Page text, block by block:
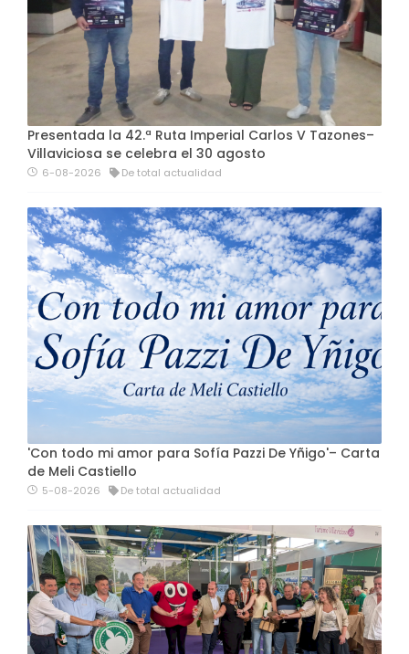
Presentada la 42.ª Ruta Imperial Carlos V Tazones–
Villaviciosa se celebra el 30 agosto
6-08-2026 De total actualidad
'Con todo mi amor para Sofía Pazzi De Yñigo'– Carta
de Meli Castiello
5-08-2026 De total actualidad